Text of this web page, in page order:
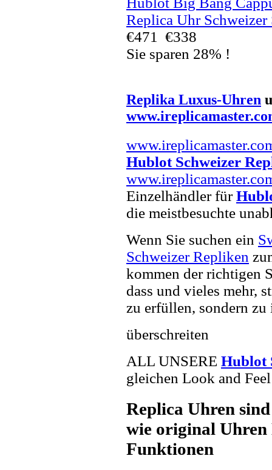
Replica Uhr
€471
€338
Sie sparen 28% !
Replika Luxus-Uhren
Hublot Schweizer
Einzelhändler für
die meistbesuchte
Wenn Sie suchen ein
Schweizer Repliken
kommen der richtigen
dass und vieles mehr,
zu erfüllen, sondern zu
überschreiten
ALL UNSERE Hublot
gleichen Look and
Replica Uhren
wie original Uhren
Funktionen